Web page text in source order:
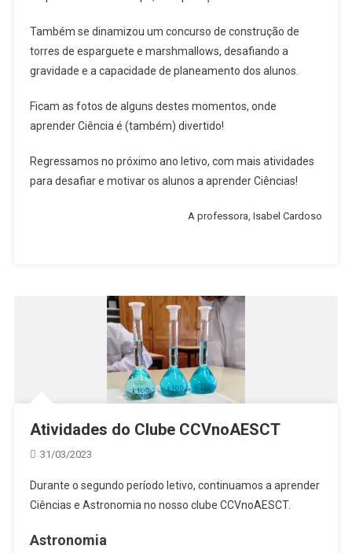
Também se dinamizou um concurso de construção de
torres de esparguete e marshmallows, desafiando a
gravidade e a capacidade de planeamento dos alunos.
Ficam as fotos de alguns destes momentos, onde
aprender Ciência é (também) divertido!
Regressamos no próximo ano letivo, com mais atividades
para desafiar e motivar os alunos a aprender Ciências!
A professora, Isabel Cardoso
Atividades do Clube CCVnoAESCT
31/03/2023
Durante o segundo período letivo, continuamos a aprender
Ciências e Astronomia no nosso clube CCVnoAESCT.
Astronomia